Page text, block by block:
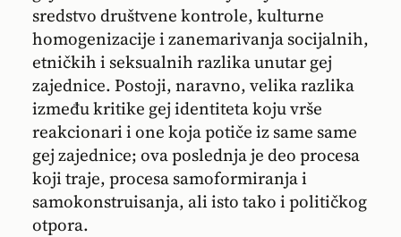
sredstvo društvene kontrole, kulturne
homogenizacije i zanemarivanja socijalnih,
etničkih i seksualnih razlika unutar gej
zajednice. Postoji, naravno, velika razlika
između kritike gej identiteta koju vrše
reakcionari i one koja potiče iz same same
gej zajednice; ova poslednja je deo procesa
koji traje, procesa samoformiranja i
samokonstruisanja, ali isto tako i političkog
otpora.